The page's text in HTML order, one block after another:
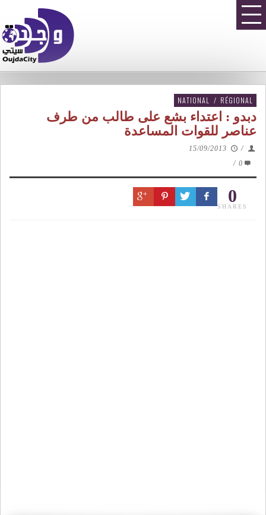
NATIONAL / RÉGIONAL
دبدو : اعتداء بشع على طالب من طرف
عناصر للقوات المساعدة
/
15/09/2013
0
/
0
SHARES